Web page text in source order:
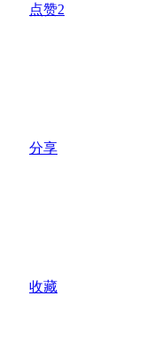
点赞2
分享
收藏